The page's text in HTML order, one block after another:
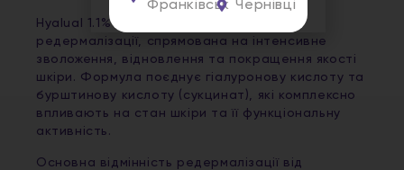
Hyalual 1.1% (Hyalual Light) — процедура
редермалізації, спрямована на інтенсивне
зволоження, відновлення та покращення якості
шкіри. Формула поєднує гіалуронову кислоту та
бурштинову кислоту (сукцинат), які комплексно
впливають на стан шкіри та її функціональну
активність.
Основна відмінність редермалізації від
Франківськ Чернівці